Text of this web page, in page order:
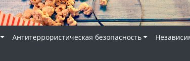
Антитеррористическая безопасность